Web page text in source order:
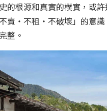
的根源和真實的樸實，或
賣・不租・不破壞」的意
整。